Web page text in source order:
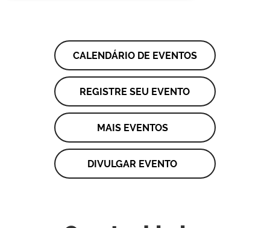
CALENDÁRIO DE EVENTOS
REGISTRE SEU EVENTO
MAIS EVENTOS
DIVULGAR EVENTO